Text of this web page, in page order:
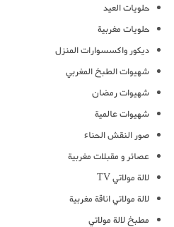
حلويات العيد
حلويات مغربية
ديكور واكسسوارات المنزل
شهيوات الطبخ المغربي
شهيوات رمضان
شهيوات عالمية
صور النقش الحناء
عصائر و مقبلات مغربية
لالة مولاتي TV
لالة مولاتي اناقة مغربية
مطبخ لالة مولاتي